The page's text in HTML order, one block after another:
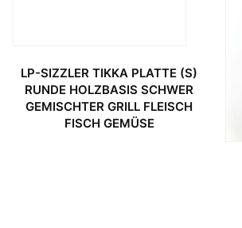
LP-SIZZLER TIKKA PLATTE (S)
RUNDE HOLZBASIS SCHWER
GEMISCHTER GRILL FLEISCH
FISCH GEMÜSE